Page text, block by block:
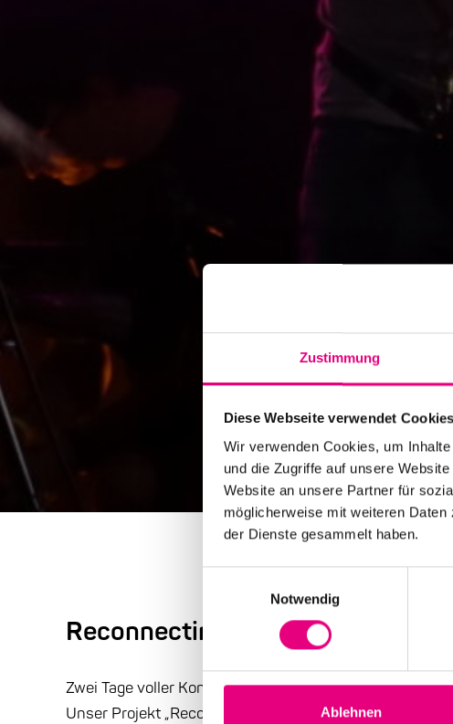
Zustimmung
Diese Webseite verwendet Cookies
Wir verwenden Cookies, um
und die Zugriffe auf unsere
Website an unsere Partner für
möglicherweise mit weiteren
der Dienste gesammelt haben.
Notwendig
Ablehnen
Reconnecting Europe am 6. und
Zwei Tage voller Konzerte in Heidelberg und
Unser Projekt „Reconnecting Europe“ bringt Bands aus